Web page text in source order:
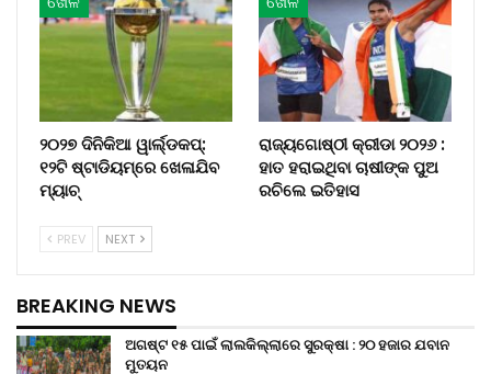
୨୦୨୭ ଦିନିକିଆ ୱାର୍ଲ୍ଡକପ୍‌:
୧୨ଟି ଷ୍ଟାଡିୟମ୍‌ରେ ଖେଳାଯିବ
ମ୍ୟାଚ୍‌
ରାଜ୍ୟଗୋଷ୍ଠୀ କ୍ରୀଡା ୨୦୨୬ :
ହାତ ହରାଇଥିବା ଚାଷୀଙ୍କ ପୁଅ
ରଚିଲେ ଇତିହାସ
PREV NEXT
BREAKING NEWS
ଅଗଷ୍ଟ ୧୫ ପାଇଁ ଲାଲକିଲ୍ଲାରେ ସୁରକ୍ଷା : ୨୦ ହଜାର ଯବାନ
ମୁତୟନ